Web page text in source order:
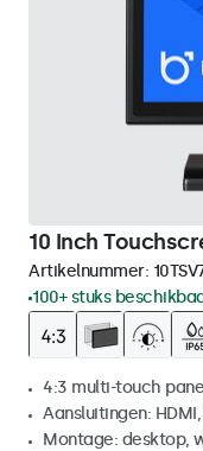
10 Inch
Artikelnummer:
100+ stuks
4:3 multi-touch
Aansluitingen:
Montage: desktop,